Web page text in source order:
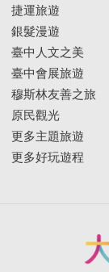
捷運旅遊
銀髮漫遊
臺中人文之美
臺中會展旅遊
穆斯林友善之旅
原民觀光
更多主題旅遊
更多好玩遊程